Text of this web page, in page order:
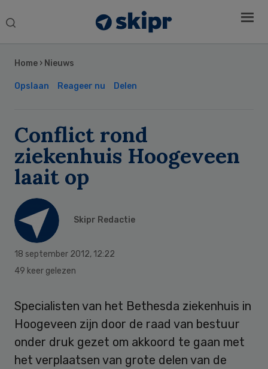
Search
Home › Nieuws
Opslaan Reageer nu Delen
Conflict rond
ziekenhuis Hoogeveen
laait op
Skipr Redactie
18 september 2012, 12:22
49 keer gelezen
Specialisten van het Bethesda ziekenhuis in
Hoogeveen zijn door de raad van bestuur
onder druk gezet om akkoord te gaan met
het verplaatsen van grote delen van de
Sidebar